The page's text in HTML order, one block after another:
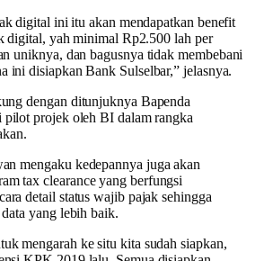
digital ini itu akan mendapatkan benefit
digital, yah minimal Rp2.500 lah per
uniknya, dan bagusnya tidak membebani
ini disiapkan Bank Sulselbar,” jelasnya.
dengan ditunjuknya Bapenda
pilot projek oleh BI dalam rangka
mengaku kedepannya juga akan
tax clearance yang berfungsi
detail status wajib pajak sehingga
yang lebih baik.
mengarah ke situ kita sudah siapkan,